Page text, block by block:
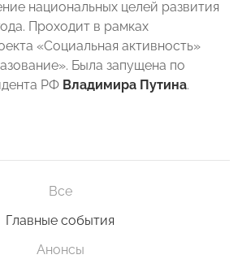
национальных целей развития
Проходит в рамках
«Социальная активность»
Была запущена по
РФ Владимира Путина.
Все
Главные события
Анонсы